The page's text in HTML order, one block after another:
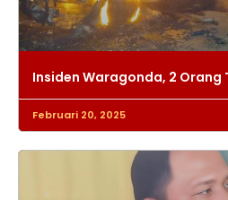
Insiden Waragonda, 2 Orang
Februari 20, 2025